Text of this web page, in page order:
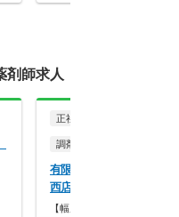
剤師求人
正社員
調剤薬局
有限会社大澤薬局 大澤
西店
【幅広い年齢の方が働かれ